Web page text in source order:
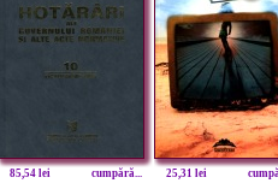
85,54 lei cumpără... 25,31 lei